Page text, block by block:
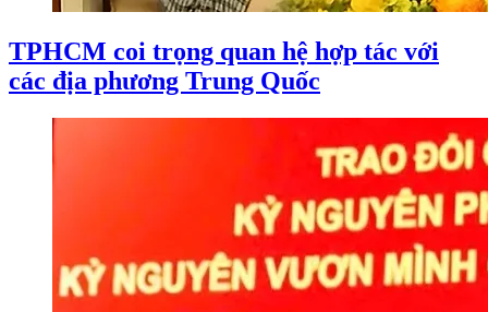
TPHCM coi trọng quan hệ hợp tác với
các địa phương Trung Quốc